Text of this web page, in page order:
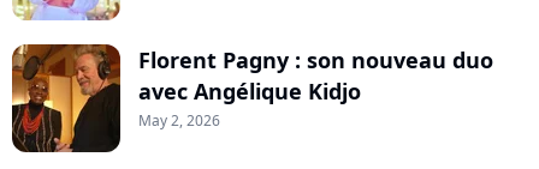
Florent Pagny : son nouveau duo
avec Angélique Kidjo
May 2, 2026